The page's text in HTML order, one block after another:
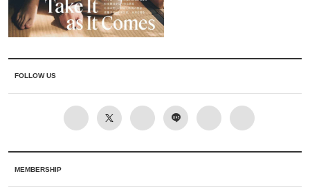
FOLLOW US
MEMBERSHIP